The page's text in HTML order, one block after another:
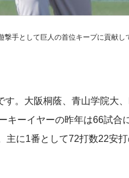
撃手として巨人の首位キープに貢献し
。大阪桐蔭、青山学院大
キーイヤーの昨年は66試合
主に1番として72打数22安